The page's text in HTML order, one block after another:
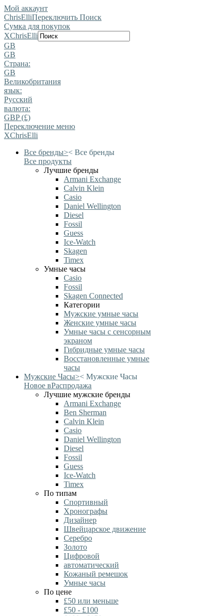
Мой аккаунт
ChrisElliПереключить Поиск
Сумка для покупок
XChrisElli
GB
GB
Страна:
GB
Великобритания
язык:
Pусский
валюта:
GBP (£)
Переключение меню
XChrisElli
Все бренды>< Все бренды
Все продукты
Лучшие бренды
Armani Exchange
Calvin Klein
Casio
Daniel Wellington
Diesel
Fossil
Guess
Ice-Watch
Skagen
Timex
Умные часы
Casio
Fossil
Skagen Connected
Категории
Мужские умные часы
Женские умные часы
Умные часы с сенсорным
экраном
Гибридные умные часы
Восстановленные умные
часы
Мужские Часы>< Мужские Часы
Новое вРаспродажа
Лучшие мужские бренды
Armani Exchange
Ben Sherman
Calvin Klein
Casio
Daniel Wellington
Diesel
Fossil
Guess
Ice-Watch
Timex
По типам
Спортивный
Хронографы
Дизайнер
Швейцарское движение
Серебро
Золото
Цифровой
автоматический
Кожаный ремешок
Умные часы
По цене
£50 или меньше
£50 - £100